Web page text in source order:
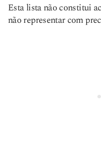
Esta lista não constitui
não representar com